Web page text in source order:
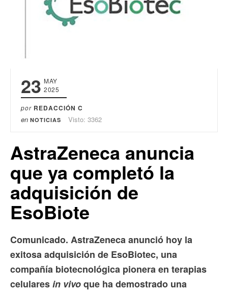
23 MAY
2025
por REDACCIÓN C
en NOTICIAS Visto: 3362
AstraZeneca anuncia
que ya completó la
adquisición de
EsoBiote
Comunicado. AstraZeneca anunció hoy la
exitosa adquisición de EsoBiotec, una
compañía biotecnológica pionera en terapias
celularesin vivoque ha demostrado una